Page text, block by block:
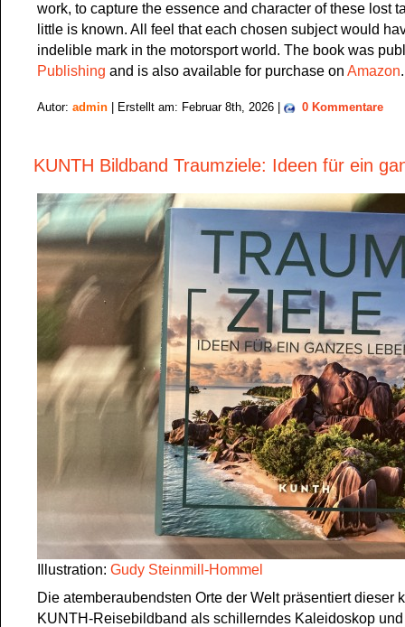
work, to capture the essence and character of these lost
little is known. All feel that each chosen subject would
indelible mark in the motorsport world. The book was
Publishing and is also available for purchase on Amazon.
Autor: admin | Erstellt am: Februar 8th, 2026 | 0 Kommentare
KUNTH Bildband Traumziele: Ideen für ein
Illustration: Gudy Steinmill-Hommel
Die atemberaubendsten Orte der Welt präsentiert dieser
KUNTH-Reisebildband als schillerndes Kaleidoskop